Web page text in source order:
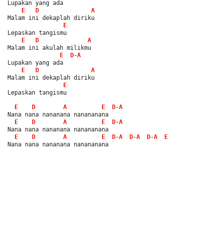
Lupakan yang ada
E
D
A
Malam ini dekaplah diriku
E
Lepaskan tangismu
E
D
A
Malam ini akulah milikmu
E
D-A
Lupakan yang ada
E
D
A
Malam ini dekaplah diriku
E
Lepaskan tangismu
E D A E D-A
Nana nana nananana nanananana
E
D A E D-A
Nana nana nananana nanananana
E
D A E D-A D-A D-A
E
Nana nana nananana nanananana